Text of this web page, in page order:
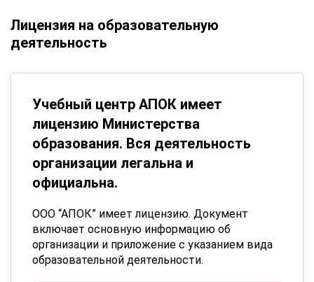
Лицензия на образовательную
деятельность
Учебный центр АПОК имеет
лицензию Министерства
образования. Вся деятельность
организации легальна и
официальна.
ООО “АПОК” имеет лицензию. Документ
включает основную информацию об
организации и приложение с указанием вида
образовательной деятельности.